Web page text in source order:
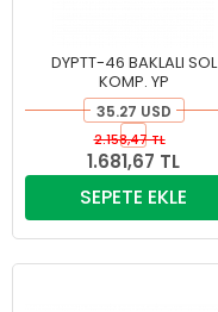
DYPTT-46 BAKLALI SOL
KOMP. YP
35.27 USD
1.681,67 TL
2.158,47 TL
SEPETE EKLE